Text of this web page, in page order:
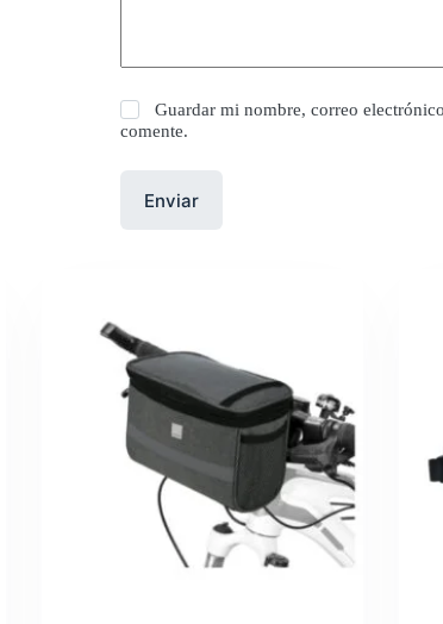
Guardar mi nombre, correo
comente.
Enviar